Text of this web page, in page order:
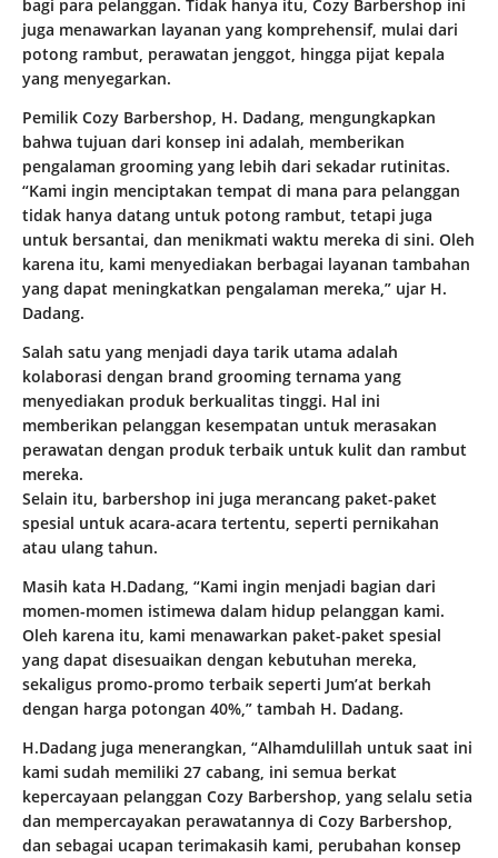
bagi para pelanggan. Tidak hanya itu, Cozy Barbershop ini
juga menawarkan layanan yang komprehensif, mulai dari
potong rambut, perawatan jenggot, hingga pijat kepala
yang menyegarkan.
Pemilik Cozy Barbershop, H. Dadang, mengungkapkan
bahwa tujuan dari konsep ini adalah, memberikan
pengalaman grooming yang lebih dari sekadar rutinitas.
“Kami ingin menciptakan tempat di mana para pelanggan
tidak hanya datang untuk potong rambut, tetapi juga
untuk bersantai, dan menikmati waktu mereka di sini. Oleh
karena itu, kami menyediakan berbagai layanan tambahan
yang dapat meningkatkan pengalaman mereka,” ujar H.
Dadang.
Salah satu yang menjadi daya tarik utama adalah
kolaborasi dengan brand grooming ternama yang
menyediakan produk berkualitas tinggi. Hal ini
memberikan pelanggan kesempatan untuk merasakan
perawatan dengan produk terbaik untuk kulit dan rambut
mereka.
Selain itu, barbershop ini juga merancang paket-paket
spesial untuk acara-acara tertentu, seperti pernikahan
atau ulang tahun.
Masih kata H.Dadang, “Kami ingin menjadi bagian dari
momen-momen istimewa dalam hidup pelanggan kami.
Oleh karena itu, kami menawarkan paket-paket spesial
yang dapat disesuaikan dengan kebutuhan mereka,
sekaligus promo-promo terbaik seperti Jum’at berkah
dengan harga potongan 40%,” tambah H. Dadang.
H.Dadang juga menerangkan, “Alhamdulillah untuk saat ini
kami sudah memiliki 27 cabang, ini semua berkat
kepercayaan pelanggan Cozy Barbershop, yang selalu setia
dan mempercayakan perawatannya di Cozy Barbershop,
dan sebagai ucapan terimakasih kami, perubahan konsep